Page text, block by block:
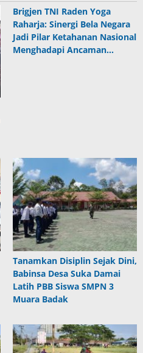
Brigjen TNI Raden Yoga
Raharja: Sinergi Bela Negara
Jadi Pilar Ketahanan Nasional
Menghadapi Ancaman…
Tanamkan Disiplin Sejak Dini,
Babinsa Desa Suka Damai
Latih PBB Siswa SMPN 3
Muara Badak